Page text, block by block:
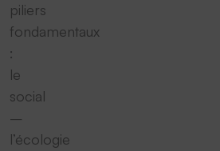
piliers
fondamentaux
:
le
social
–
l’écologie